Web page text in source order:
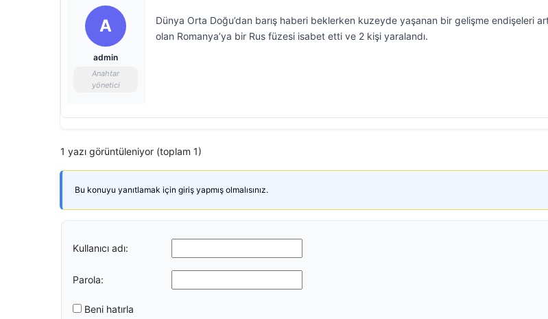
A
admin
Anahtar
yönetici
Dünya Orta Doğu’dan barış haberi beklerken kuzeyde yaşanan bir gelişme endişeleri
olan Romanya’ya bir Rus füzesi isabet etti ve 2 kişi yaralandı.
1 yazı görüntüleniyor (toplam 1)
Bu konuyu yanıtlamak için giriş yapmış olmalısınız.
Kullanıcı adı:
Parola:
Beni hatırla